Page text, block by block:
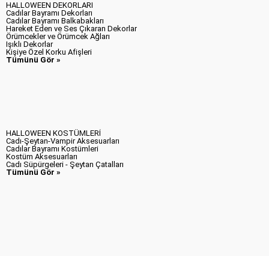
HALLOWEEN DEKORLARI
Cadılar Bayramı Dekorları
Cadılar Bayramı Balkabakları
Hareket Eden ve Ses Çıkaran Dekorlar
Örümcekler ve Örümcek Ağları
Işıklı Dekorlar
Kişiye Özel Korku Afişleri
Tümünü Gör »
HALLOWEEN KOSTÜMLERİ
Cadı-Şeytan-Vampir Aksesuarları
Cadılar Bayramı Kostümleri
Kostüm Aksesuarları
Cadı Süpürgeleri - Şeytan Çatalları
Tümünü Gör »